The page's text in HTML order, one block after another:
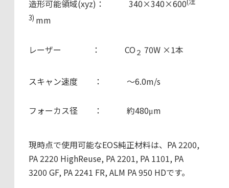
造形可能領域(xyz)： 340×340×600
3) mm
レーザー ： CO ２ 70W ×1本
スキャン速度 ： ～6.0m/s
フォーカス径 ： 約480μm
現時点で使用可能なEOS純正材料は、PA 2200,
PA 2220 HighReuse, PA 2201, PA 1101, PA
3200 GF, PA 2241 FR, ALM PA 950 HDです。